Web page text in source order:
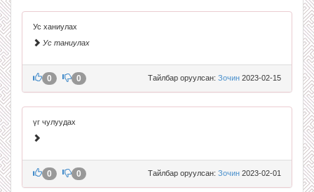
Ус ханиулах
Ус таниулах
Тайлбар оруулсан: Зочин 2023-02-15
0 0
үг чулуудах
Тайлбар оруулсан: Зочин 2023-02-01
0 0